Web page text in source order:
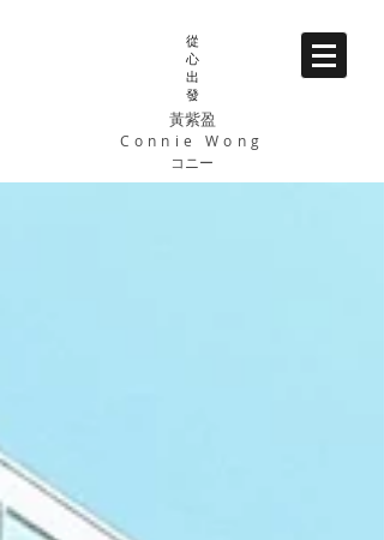
從
心
出
發
黃紫盈
Connie Wong
コニー